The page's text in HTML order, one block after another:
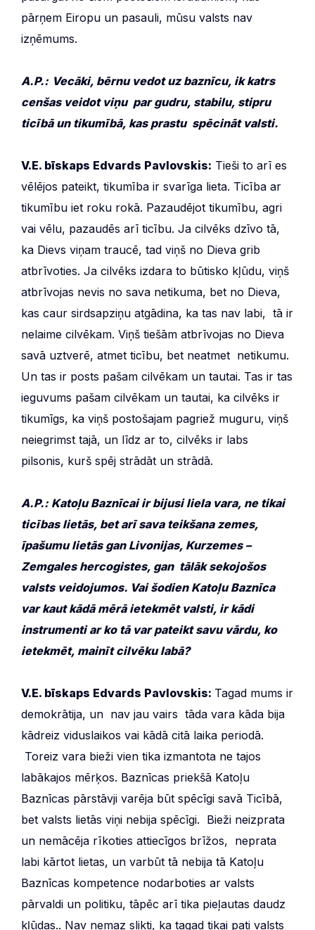
pārņem Eiropu un pasauli, mūsu valsts nav
izņēmums.
A.P.: Vecāki, bērnu vedot uz baznīcu, ik katrs
cenšas veidot viņu par gudru, stabilu, stipru
ticībā un tikumībā, kas prastu spēcināt valsti.
V.E. bīskaps Edvards Pavlovskis: Tieši to arī es
vēlējos pateikt, tikumība ir svarīga lieta. Ticība ar
tikumību iet roku rokā. Pazaudējot tikumību, agri
vai vēlu, pazaudēs arī ticību. Ja cilvēks dzīvo tā,
ka Dievs viņam traucē, tad viņš no Dieva grib
atbrīvoties. Ja cilvēks izdara to būtisko kļūdu, viņš
atbrīvojas nevis no sava netikuma, bet no Dieva,
kas caur sirdsapziņu atgādina, ka tas nav labi, tā ir
nelaime cilvēkam. Viņš tiešām atbrīvojas no Dieva
savā uztverē, atmet ticību, bet neatmet netikumu.
Un tas ir posts pašam cilvēkam un tautai. Tas ir tas
ieguvums pašam cilvēkam un tautai, ka cilvēks ir
tikumīgs, ka viņš postošajam pagriež muguru, viņš
neiegrimst tajā, un līdz ar to, cilvēks ir labs
pilsonis, kurš spēj strādāt un strādā.
A.P.: Katoļu Baznīcai ir bijusi liela vara, ne tikai
ticības lietās, bet arī sava teikšana zemes,
īpašumu lietās gan Livonijas, Kurzemes –
Zemgales hercogistes, gan tālāk sekojošos
valsts veidojumos. Vai šodien Katoļu Baznīca
var kaut kādā mērā ietekmēt valsti, ir kādi
instrumenti ar ko tā var pateikt savu vārdu, ko
ietekmēt, mainīt cilvēku labā?
V.E. bīskaps Edvards Pavlovskis: Tagad mums ir
demokrātija, un nav jau vairs tāda vara kāda bija
kādreiz viduslaikos vai kādā citā laika periodā.
Toreiz vara bieži vien tika izmantota ne tajos
labākajos mērķos. Baznīcas priekšā Katoļu
Baznīcas pārstāvji varēja būt spēcīgi savā Ticībā,
bet valsts lietās viņi nebija spēcīgi. Bieži neizprata
un nemācēja rīkoties attiecīgos brīžos, neprata
labi kārtot lietas, un varbūt tā nebija tā Katoļu
Baznīcas kompetence nodarboties ar valsts
pārvaldi un politiku, tāpēc arī tika pieļautas daudz
kļūdas.. Nav nemaz slikti, ka tagad tikai pati valsts